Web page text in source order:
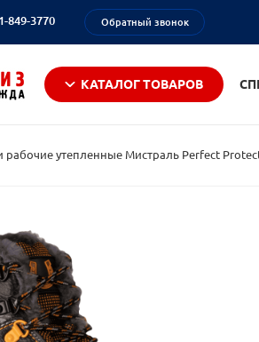
849-3770 Обратный звонок
КАТАЛОГ ТОВАРОВ
рабочие утепленные Мистраль Perfect